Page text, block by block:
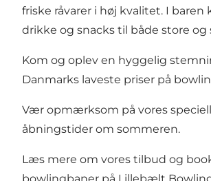
friske råvarer i høj kvalitet. I baren
drikke og snacks til både store og
Kom og oplev en hyggelig
Danmarks laveste priser på
Vær opmærksom på vores
åbningstider om sommeren.
Læs mere om vores tilbud og